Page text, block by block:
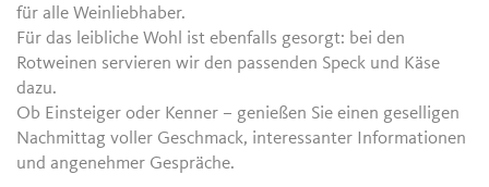
für alle Weinliebhaber.
Für das leibliche Wohl ist ebenfalls gesorgt: bei den
Rotweinen servieren wir den passenden Speck und Käse
dazu.
Ob Einsteiger oder Kenner – genießen Sie einen geselligen
Nachmittag voller Geschmack, interessanter Informationen
und angenehmer Gespräche.